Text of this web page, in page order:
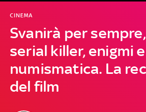
Svanirà per
serial killer, enigmi e
numismatica. La
del film
CINEMA